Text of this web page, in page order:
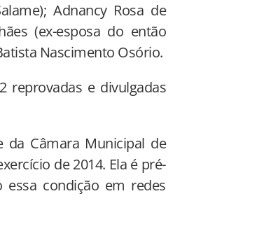
Adnancy Rosa de
(ex-esposa do então
Nascimento Osório.
reprovadas e divulgadas
da Câmara Municipal de
de 2014. Ela é pré-
condição em redes